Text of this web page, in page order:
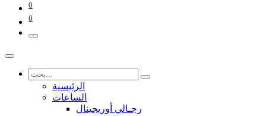
0
0
الرئيسية
الساعات
رجـالي أوريجينال